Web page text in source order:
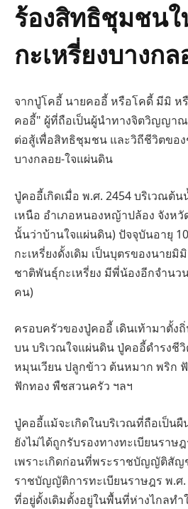
ร้องสิทธิชุมชน
กะเหรี่ยงบางกล
จากปู่โคอี้ นายคออี้ หรือโคดี้ มีมิ ห
คออี้" ผู้ที่ถือเป็นผู้นําทางจิตวิญญา
ต่อสู้เพื่อสิทธิชุมชน และวิถีชีวิตขอ
บางกลอย-ใจแผ่นดิน
ปู่คออี้เกิดเมื่อ พ.ศ. 2454 บริเวณต้
เหนือ อําเภอหนองหญ้าปล้อง จังหวั
นั้นว่าบ้านใจแผ่นดิน) ปัจจุบันอายุ
กะเหรี่ยงดั้งเดิม เป็นบุตรของนายมิ
ชาติพันธุ์กะเหรี่ยง มีพี่น้องอีกจํานว
คน)
ครอบครัวของปู่คออี้ เดินเท้ามาตั้ง
บน บริเวณใจแผ่นดิน ปู่คออี้ดํารงชีวิ
หมุนเวียน ปลูกข้าว ต้นหมาก พริก ฟั
ฟักทอง พืชสวนครัว ฯลฯ
ปู่คออี้แม้จะเกิดในบริเวณที่ถือเป็น
ยังไม่ได้ถูกรับรองทางทะเบียนราษ
เพราะเกิดก่อนที่พระราชบัญญัติสัญ
ราชบัญญัติการทะเบียนราษฎร พ.ศ.
ที่อยู่ดั้งเดิมตั้งอยู่ในพื้นที่ห่างไกลทํ